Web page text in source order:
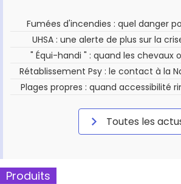
Fumées d'incendies : quel danger
UHSA : une alerte de plus sur la
" Équi-handi " : quand les chevaux
Rétablissement Psy : le contact à la
Plages propres : quand accessibilité
Toutes les
Produits